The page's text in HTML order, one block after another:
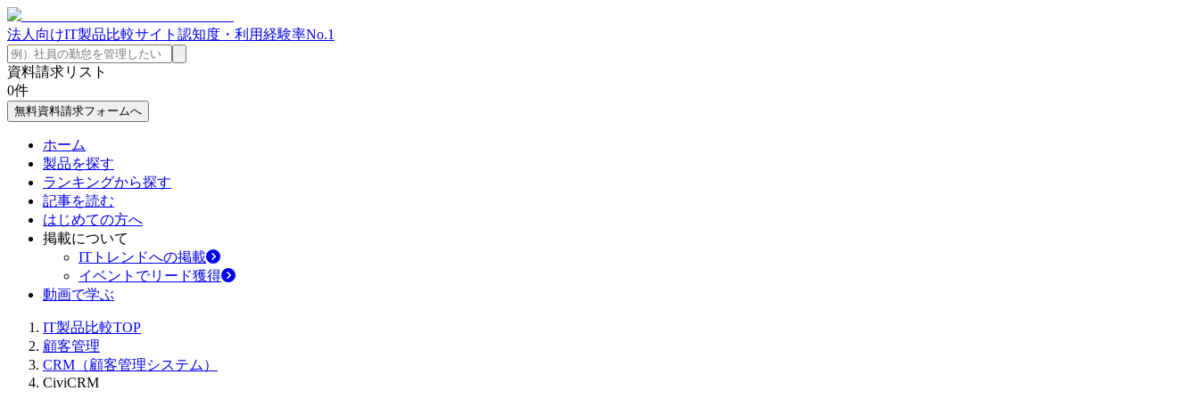
法人向けIT製品比較サイト 認知度・利用経験率No.1
資料請求リスト
0件
無料資料請求フォームへ
ホーム
製品を探す
ランキングから探す
記事を読む
はじめての方へ
掲載について
ITトレンドへの掲載
イベントでリード獲得
動画で学ぶ
IT製品比較TOP
顧客管理
CRM（顧客管理システム）
CiviCRM